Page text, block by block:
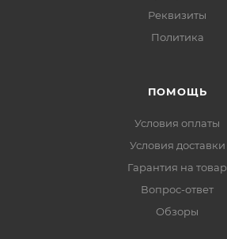
Реквизиты
Политика
ПОМОЩЬ
Условия оплаты
Условия доставки
Гарантия на товар
Вопрос-ответ
Обзоры